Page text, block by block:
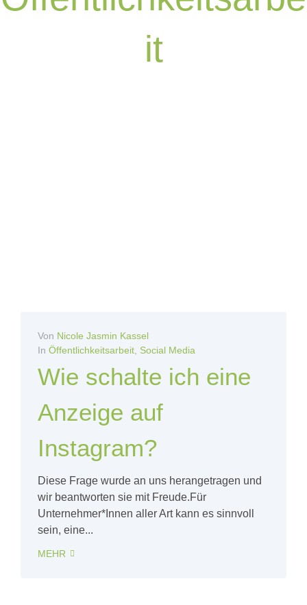
it
Von Nicole Jasmin Kassel
In Öffentlichkeitsarbeit Social Media
Wie schalte ich eine
Anzeige auf
Instagram?
Diese Frage wurde an uns herangetragen und
wir beantworten sie mit Freude.Für
Unternehmer*Innen aller Art kann es sinnvoll
sein, eine...
MEHR